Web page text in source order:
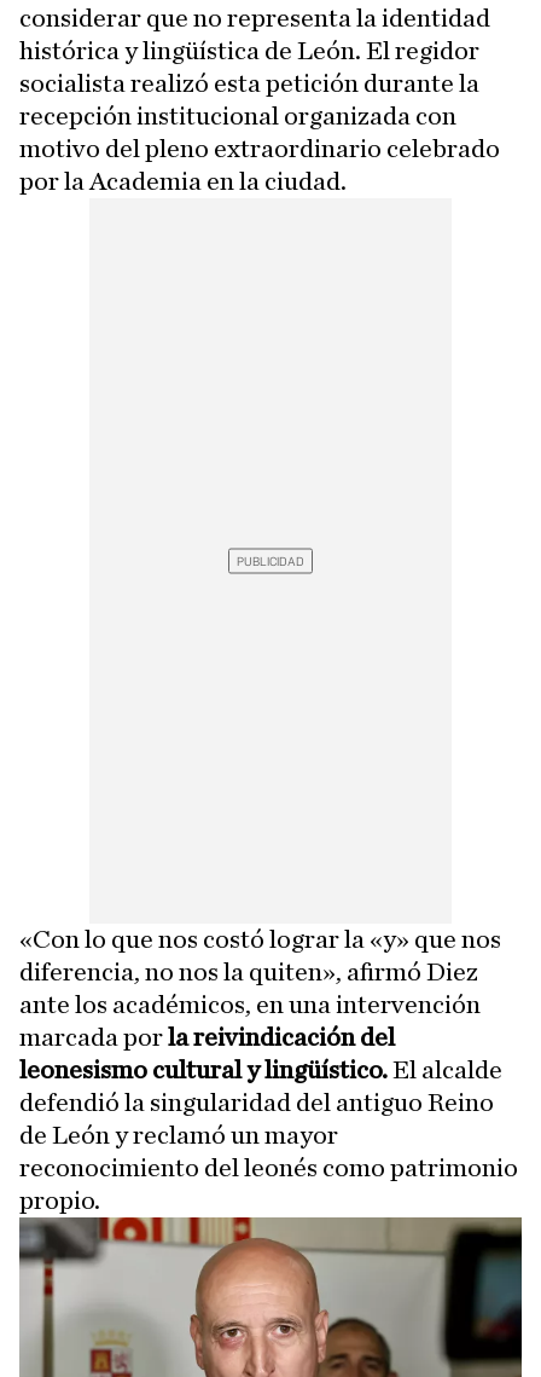
considerar que no representa la identidad
histórica y lingüística de León. El regidor
socialista realizó esta petición durante la
recepción institucional organizada con
motivo del pleno extraordinario celebrado
por la Academia en la ciudad.
«Con lo que nos costó lograr la «y» que nos
diferencia, no nos la quiten», afirmó Diez
ante los académicos, en una intervención
marcada porla reivindicación del
leonesismo cultural y lingüístico.El alcalde
defendió la singularidad del antiguo Reino
de León y reclamó un mayor
reconocimiento del leonés como patrimonio
propio.